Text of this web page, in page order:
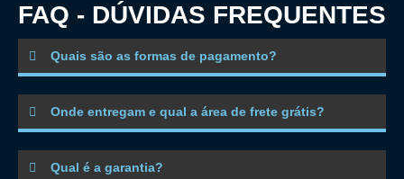
FAQ - DÚVIDAS FREQUENTES
Quais são as formas de pagamento?
Onde entregam e qual a área de frete grátis?
Qual é a garantia?